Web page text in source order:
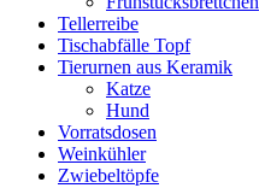
Tellerreibe
Tischabfälle Topf
Tierurnen aus Keramik
Katze
Hund
Vorratsdosen
Weinkühler
Zwiebeltöpfe